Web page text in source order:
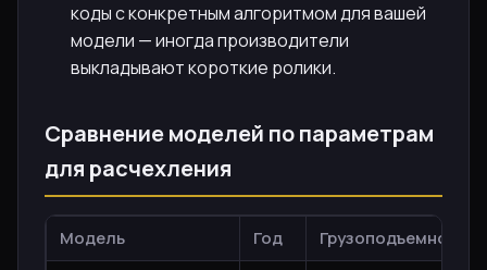
коды с конкретным алгоритмом для вашей
модели — иногда производители
выкладывают короткие ролики.
Сравнение моделей по параметрам
для расчехления
Модель Год
Грузоподъемность